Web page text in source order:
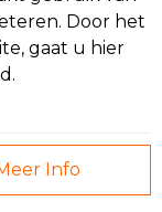
Door het
gaat u hier
Info